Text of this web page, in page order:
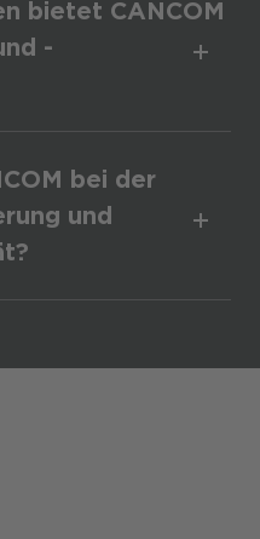
bietet CANCOM
-
bei der
und